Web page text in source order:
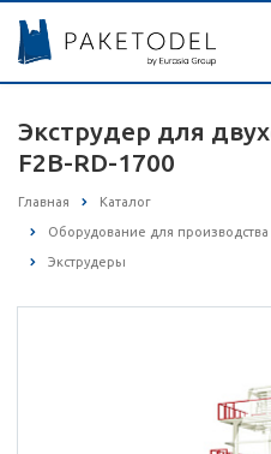
Экструдер для
F2B-RD-1700
Главная Каталог
Оборудование для
Экструдеры